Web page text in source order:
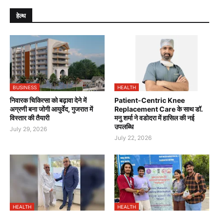
हेल्थ
BUSINESS
निवारक चिकित्सा को बढ़ावा देने में
अग्रणी बना जोगी आयुर्वेद, गुजरात में
विस्तार की तैयारी
July 29, 2026
HEALTH
Patient-Centric Knee
Replacement Care के साथ डॉ.
मनु शर्मा ने वडोदरा में हासिल की नई
उपलब्धि
July 22, 2026
HEALTH HEALTH